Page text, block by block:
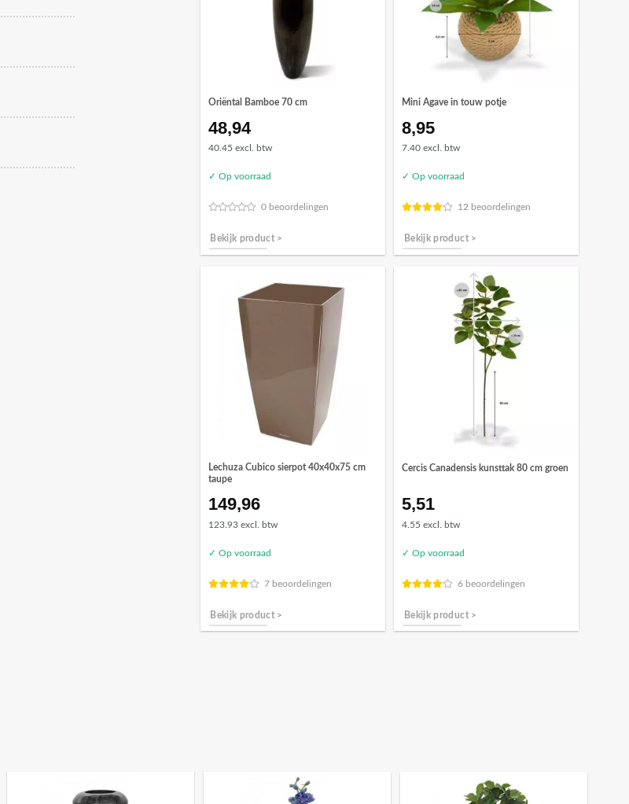
Oriëntal Bamboe 70 cm
48,94
40.45 excl. btw
✓ Op voorraad
0 beoordelingen
Bekijk product >
Mini Agave in touw potje
8,95
7.40 excl. btw
✓ Op voorraad
12 beoordelingen
Bekijk product >
Lechuza Cubico sierpot 40x40x75 cm
taupe
149,96
123.93 excl. btw
✓ Op voorraad
7 beoordelingen
Bekijk product >
Cercis Canadensis kunsttak 80 cm groen
5,51
4.55 excl. btw
✓ Op voorraad
6 beoordelingen
Bekijk product >